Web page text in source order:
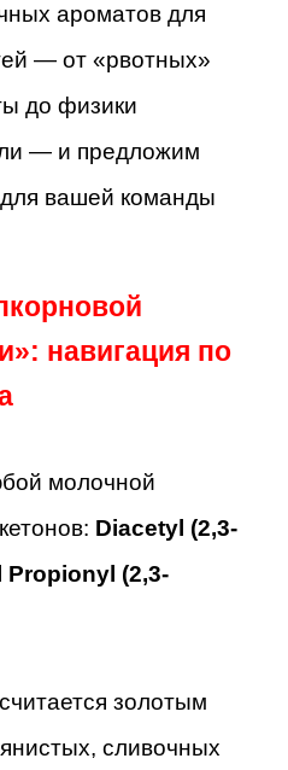
ароматов для
— от «рвотных»
до физики
— и предложим
вашей команды
навигация по
молочной
Diacetyl (2,3-
Propionyl (2,3-
золотым
сливочных